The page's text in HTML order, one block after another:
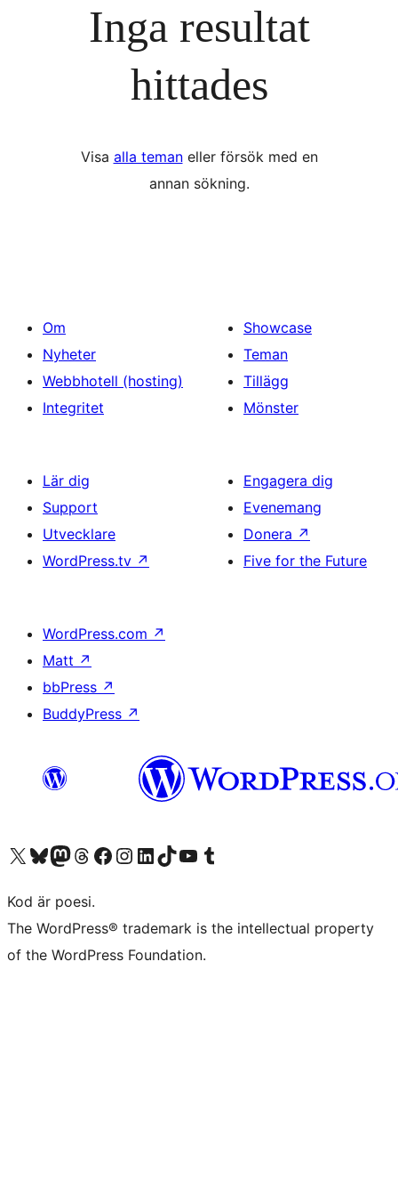
Inga resultat
hittades
Visa alla temaneller försök med en
annan sökning.
Om
Nyheter
Webbhotell (hosting)
Integritet
Showcase
Teman
Tillägg
Mönster
Lär dig
Support
Utvecklare
WordPress.tv ↗
Engagera dig
Evenemang
Donera ↗
Five for the Future
WordPress.com ↗
Matt ↗
bbPress ↗
BuddyPress ↗
Besök vår X-konto (f.d. Twitter)
Besök vårt Bluesky-konto
Besök vårt Mastodon-konto
Besök vårt Thread-konto
Besök vår Facebook-sidaBesök vårt Instagram-konto
Besök vårt LinkedIn-konto
Besök vårt TikTok-konto
Besök vår YouTube-kanalBesök vårt Tumblr-konto
Kod är poesi.
The WordPress® trademark is the intellectual property
of the WordPress Foundation.